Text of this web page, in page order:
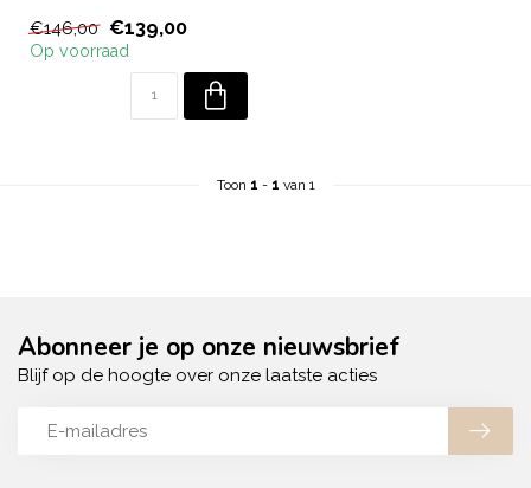
Serum met het...
€146,00 €139,00
Op voorraad
Toon 1 - 1 van 1
Abonneer je op onze nieuwsbrief
Blijf op de hoogte over onze laatste acties